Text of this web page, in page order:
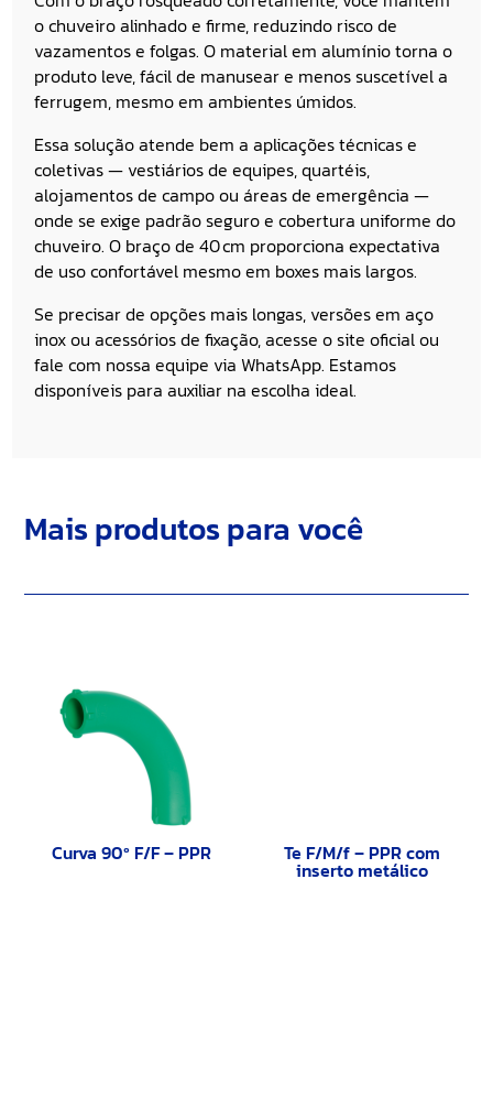
o chuveiro alinhado e firme, reduzindo risco de
vazamentos e folgas. O material em alumínio torna o
produto leve, fácil de manusear e menos suscetível a
ferrugem, mesmo em ambientes úmidos.
Essa solução atende bem a aplicações técnicas e
coletivas — vestiários de equipes, quartéis,
alojamentos de campo ou áreas de emergência —
onde se exige padrão seguro e cobertura uniforme do
chuveiro. O braço de 40 cm proporciona expectativa
de uso confortável mesmo em boxes mais largos.
Se precisar de opções mais longas, versões em aço
inox ou acessórios de fixação, acesse osite oficialou
fale com nossa equipe viaWhatsApp. Estamos
disponíveis para auxiliar na escolha ideal.
Mais produtos para você
Curva 90º F/F – PPR Te F/M/f – PPR com
inserto metálico